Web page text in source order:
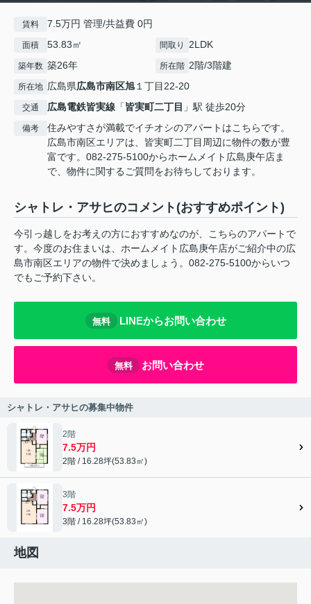
賃料 7.5万円 管理/共益費 0円
面積 53.83㎡ 間取り 2LDK
築年数 築26年 所在階 2階/3階建
所在地 広島県広島市南区旭 １丁目22-20
交通 広島電鉄皆実線 「皆実町二丁目 」駅 徒歩20分
備考
住みやすさが満載でイチオシのアパートはこちらです。
広島市南区エリアは、皆実町二丁目周辺に物件の数が豊
富です。082-275-5100からホームメイト広島庚午店ま
で、物件に関するご質問をお待ちしております。
シャトレ・アサヒのコメント(おすすめポイント)
今引っ越しをお考えの方におすすめなのが、こちらのアパートで
す。今度のお住まいは、ホームメイト広島庚午店がご紹介中の広
島市南区エリアの物件で決めましょう。082-275-5100からいつ
でもご予約下さい。
無料 LINEからお問い合わせ
無料 お問い合わせ
シャトレ・アサヒの募集中物件
2階
7.5万円
2階 / 16.28坪(53.83㎡)
3階
7.5万円
3階 / 16.28坪(53.83㎡)
地図